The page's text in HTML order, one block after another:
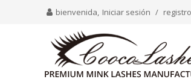
bienvenida, Iniciar sesión / registro